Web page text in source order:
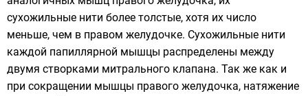
сухожильные нити более толстые, хотя их число
меньше, чем в правом желудочке. Сухожильные нити
каждой папиллярной мышцы распределены между
двумя створками митрального клапана. Так же как и
при сокращении мышцы правого желудочка, натяжение